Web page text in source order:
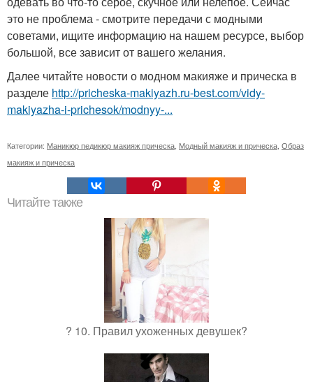
это не проблема - смотрите передачи с модными
советами, ищите информацию на нашем ресурсе, выбор
большой, все зависит от вашего желания.
Далее читайте новости о модном макияже и прическа в
разделе http://pricheska-makiyazh.ru-best.com/vidy-
makiyazha-i-prichesok/modnyy-...
Категории: Маникюр педикюр макияж прическа Модный макияж и прическа Образ
макияж и прическа
Читайте также
? 10. Правил ухоженных девушек?